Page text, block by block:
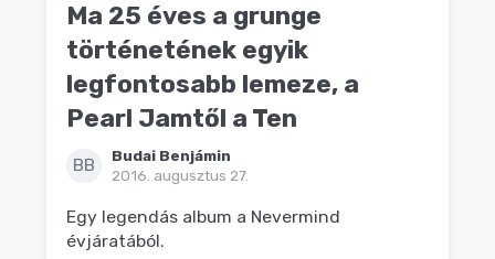
Ma 25 éves a grunge
történetének egyik
legfontosabb lemeze, a
Pearl Jamtől a Ten
BB
Budai Benjámin
2016. augusztus 27.
Egy legendás album a Nevermind
évjáratából.